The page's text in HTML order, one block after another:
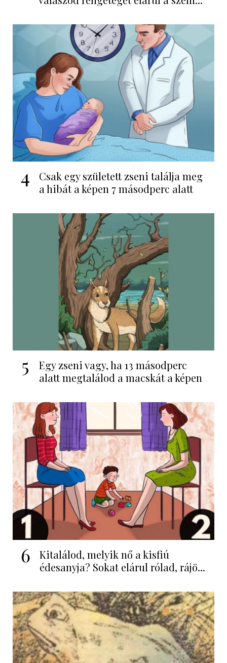
4
Csak egy született zseni találja meg
a hibát a képen 7 másodperc alatt
5
Egy zseni vagy, ha 13 másodperc
alatt megtalálod a macskát a képen
6
Kitalálod, melyik nő a kisfiú
édesanyja? Sokat elárul rólad, rájö...